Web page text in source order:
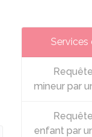
Services
mineur par
enfant par